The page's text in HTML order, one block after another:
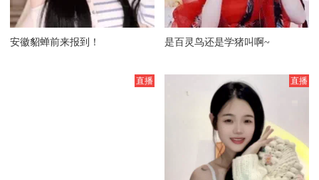
安徽貂蝉前来报到！ 是百灵鸟还是学猪叫啊~